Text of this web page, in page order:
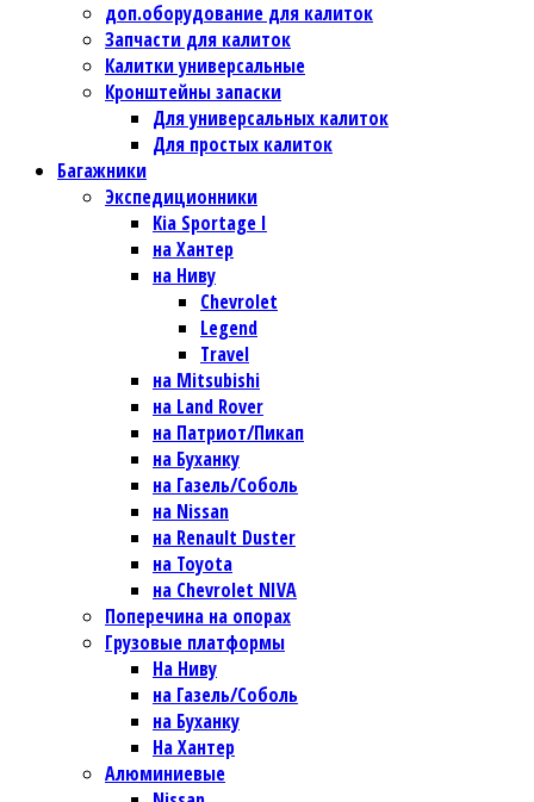
доп.оборудование для калиток
Запчасти для калиток
Калитки универсальные
Кронштейны запаски
Для универсальных калиток
Для простых калиток
Багажники
Экспедиционники
Kia Sportage I
на Хантер
на Ниву
Chevrolet
Legend
Travel
на Mitsubishi
на Land Rover
на Патриот/Пикап
на Буханку
на Газель/Соболь
на Nissan
на Renault Duster
на Toyota
на Chevrolet NIVA
Поперечина на опорах
Грузовые платформы
На Ниву
на Газель/Соболь
на Буханку
На Хантер
Алюминиевые